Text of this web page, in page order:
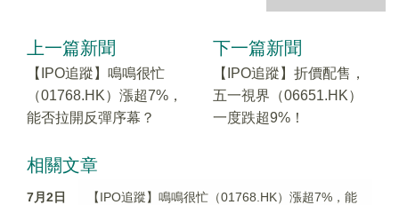
上一篇新聞
【IPO追蹤】鳴鳴很忙
（01768.HK）漲超7%，
能否拉開反彈序幕？
下一篇新聞
【IPO追蹤】折價配售，
五一視界（06651.HK）
一度跌超9%！
相關文章
7月2日
【IPO追蹤】鳴鳴很忙（01768.HK）漲超7%，能